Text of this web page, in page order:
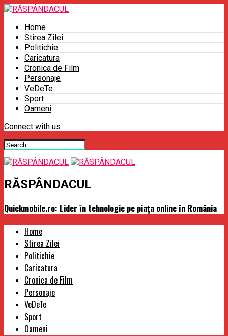
Home
Stirea Zilei
Politichie
Caricatura
Cronica de Film
Personaje
VeDeTe
Sport
Oameni
Connect with us
RĂSPÂNDACUL
Quickmobile.ro: Lider în tehnologie pe piața online în România
Home
Stirea Zilei
Politichie
Caricatura
Cronica de Film
Personaje
VeDeTe
Sport
Oameni